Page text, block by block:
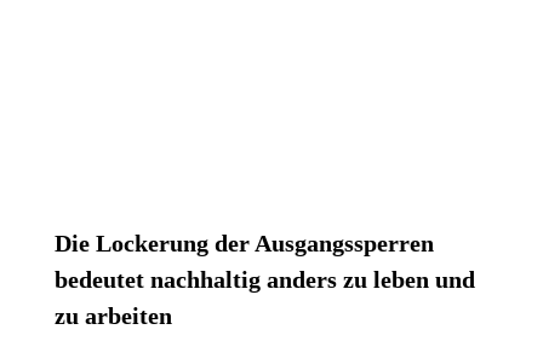
Die Lockerung der Ausgangssperren
bedeutet nachhaltig anders zu leben und
zu arbeiten